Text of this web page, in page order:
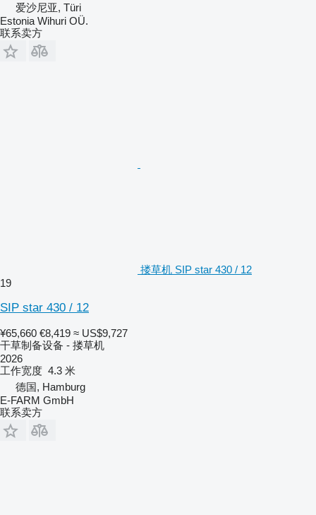
爱沙尼亚, Türi
Estonia Wihuri OÜ.
联系卖方
搂草机 SIP star 430 / 12
19
SIP star 430 / 12
¥65,660 €8,419 ≈ US$9,727
干草制备设备 - 搂草机
2026
工作宽度 4.3 米
德国, Hamburg
E-FARM GmbH
联系卖方